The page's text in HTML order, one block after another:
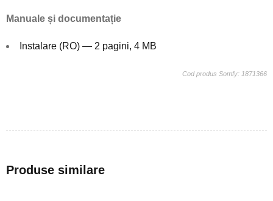
Manuale și documentație
Instalare (RO) — 2 pagini, 4 MB
Cod produs Somfy: 1871366
Produse similare